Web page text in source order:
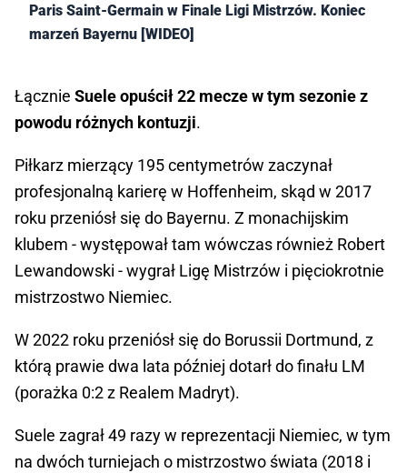
Paris Saint-Germain w Finale Ligi Mistrzów. Koniec
marzeń Bayernu [WIDEO]
Łącznie Suele opuścił 22 mecze w tym sezonie z
powodu różnych kontuzji.
Piłkarz mierzący 195 centymetrów zaczynał
profesjonalną karierę w Hoffenheim, skąd w 2017
roku przeniósł się do Bayernu. Z monachijskim
klubem - występował tam wówczas również Robert
Lewandowski - wygrał Ligę Mistrzów i pięciokrotnie
mistrzostwo Niemiec.
W 2022 roku przeniósł się do Borussii Dortmund, z
którą prawie dwa lata później dotarł do finału LM
(porażka 0:2 z Realem Madryt).
Suele zagrał 49 razy w reprezentacji Niemiec, w tym
na dwóch turniejach o mistrzostwo świata (2018 i